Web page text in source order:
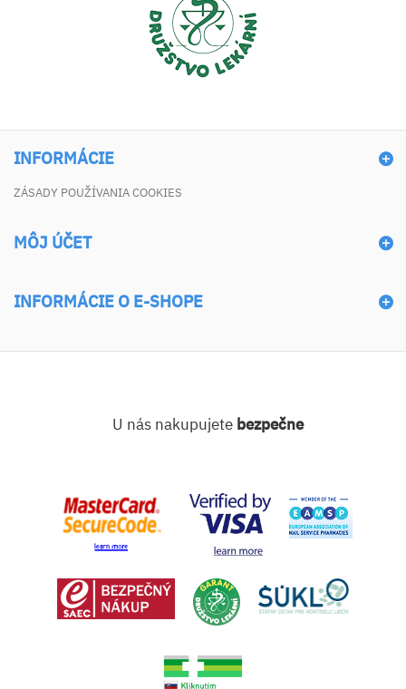
INFORMÁCIE
ZÁSADY POUŽÍVANIA COOKIES
MÔJ ÚČET
INFORMÁCIE O E-SHOPE
U nás nakupujete bezpečne